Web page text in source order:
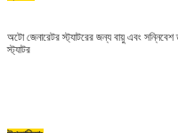
অটো জেনারেটর স্ট্যাটরের জন্য বায়ু এবং
স্ট্যাটর